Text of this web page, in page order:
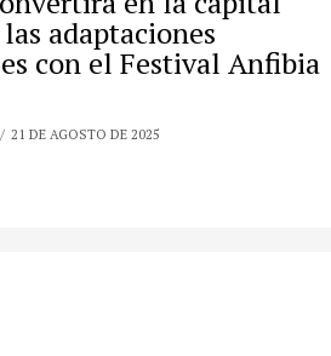
adaptaciones
con el Festival Anfibia
21 DE AGOSTO DE 2025